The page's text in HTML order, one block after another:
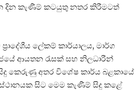
දින කැණීම් කටයුතු නතර කිරීමටත්
ලේකම් කාර්යාලය, මාර්ග
ආයතන රැසක් සහ නිලධාරීන්
කෙරුණු අතර විශේෂ කාර්ය බළකායේ
සිට මෙම කැණීම් සිදු කළේ